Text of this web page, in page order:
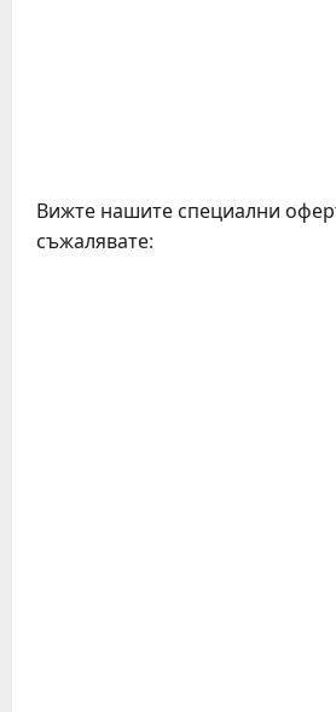
Вижте нашите специални
съжалявате: